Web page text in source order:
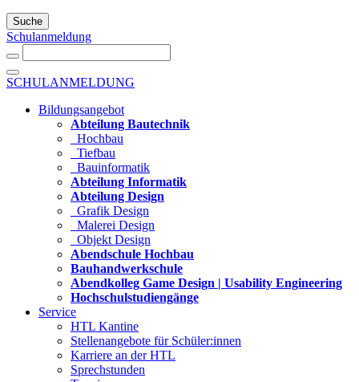
Suche
Schulanmeldung
SCHULANMELDUNG
Bildungsangebot
Abteilung Bautechnik
Hochbau
Tiefbau
Bauinformatik
Abteilung Informatik
Abteilung Design
Grafik Design
Malerei Design
Objekt Design
Abendschule Hochbau
Bauhandwerkschule
Abendkolleg Game Design | Usability Engineering
Hochschulstudiengänge
Service
HTL Kantine
Stellenangebote für Schüler:innen
Karriere an der HTL
Sprechstunden